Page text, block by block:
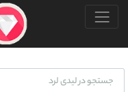
منو بالا